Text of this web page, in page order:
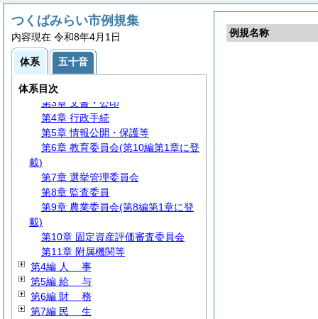
例規名称
つくばみらい市例規集
内容現在 令和8年4月1日
体系 五十音
体系目次
第1編 総規
第2編議 会
第3編 執行機関
第1章組織
第2章 代理・専決等
第3章 文書・公印
第4章 行政手続
第5章 情報公開・保護等
第6章 教育委員会(第10編第1章に登
載)
第7章 選挙管理委員会
第8章 監査委員
第9章 農業委員会(第8編第1章に登
載)
第10章 固定資産評価審査委員会
第11章 附属機関等
第4編 人 事
第5編 給 与
第6編 財 務
第7編 民 生